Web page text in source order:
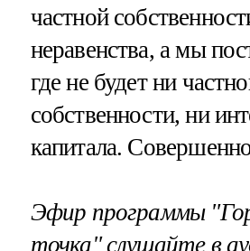
частной
неравенства, а мы
где не будет ни
собственности, ни
капитала.
Эфир программы
точка" слушайте в